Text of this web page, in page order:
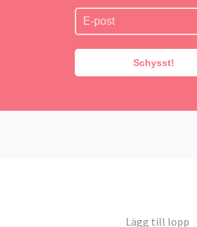
Schysst!
Lägg till lopp